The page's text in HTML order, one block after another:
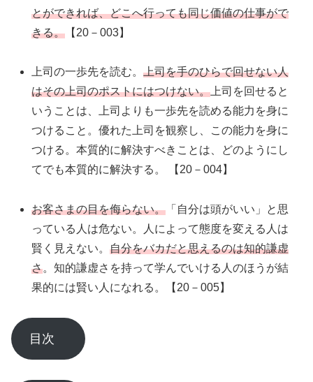
とができれば、どこへ行っても同じ価値の仕事がで
きる。 【20－003】
上司の一歩先を読む。上司を手のひらで回せない人
はその上司のポストにはつけない。 上司を回せると
いうことは、上司よりも一歩先を読める能力を身に
つけること。優れた上司を観察し、この能力を身に
つける。本質的に解決すべきことは、どのようにし
てでも本質的に解決する。 【20－004】
お客さまの目を侮らない。 「自分は頭がいい」と思
っている人は危ない。人によって態度を変える人は
賢く見えない。自分をバカだと思えるのは知的謙虚
さ。知的謙虚さを持って学んでいける人のほうが結
果的には賢い人になれる。【20－005】
目次